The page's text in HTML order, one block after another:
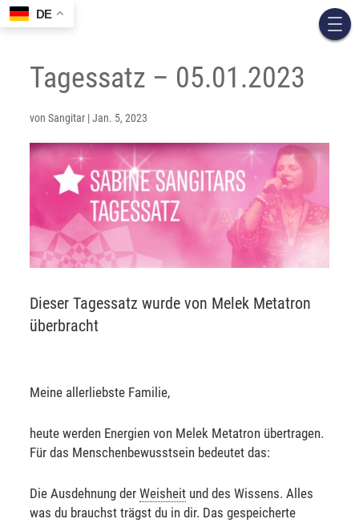
Tagessatz – 05.01.2023
vonSangitar |Jan. 5, 2023
Dieser Tagessatz wurde von Melek Metatron
überbracht
Meine allerliebste Familie,
heute werden Energien von Melek Metatron übertragen.
Für das Menschenbewusstsein bedeutet das:
Die Ausdehnung derWeisheit und des Wissens. Alles
was du brauchst trägst du in dir. Das gespeicherte
DE